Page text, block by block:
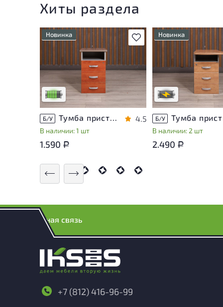
Хиты раздела
В избранное
Новинка
У товара присутствуют
незначительные следы
эксплуатации, не влияющие
на удобство его
использования
Низкая степень износа
Б/У Тумба приставная Berlin ДСП Орех Россия
В наличии: 1 шт
4.5
1.590 Р
Новинка
Степень износа
стадии проверки. Вы
уточнить
информацию у
магазина
В обработке
Б/У
В наличии: 2 шт
2.490 Р
Обратная связь
+7 (812) 416-96-99